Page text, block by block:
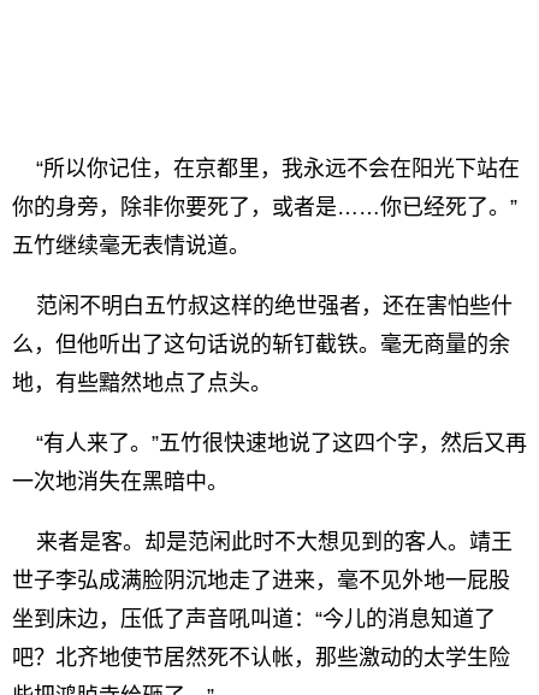
“所以你记住，在京都里，我永远不会在阳光下站在
你的身旁，除非你要死了，或者是……你已经死了。”
五竹继续毫无表情说道。
范闲不明白五竹叔这样的绝世强者，还在害怕些什
么，但他听出了这句话说的斩钉截铁。毫无商量的余
地，有些黯然地点了点头。
“有人来了。”五竹很快速地说了这四个字，然后又再
一次地消失在黑暗中。
来者是客。却是范闲此时不大想见到的客人。靖王
世子李弘成满脸阴沉地走了进来，毫不见外地一屁股
坐到床边，压低了声音吼叫道：“今儿的消息知道了
吧？北齐地使节居然死不认帐，那些激动的太学生险